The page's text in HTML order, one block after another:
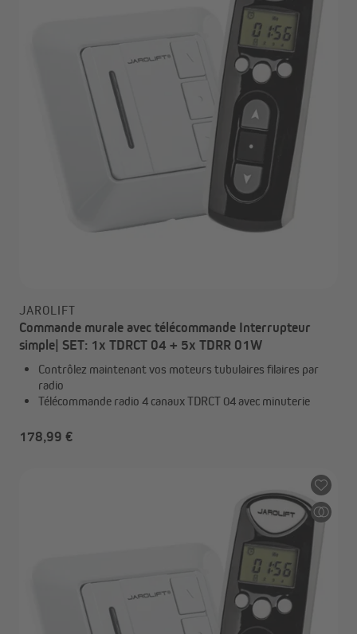
JAROLIFT
Commande murale avec télécommande Interrupteur
simple| SET: 1x TDRCT 04 + 5x TDRR 01W
Contrôlez maintenant vos moteurs tubulaires filaires par
radio
Télécommande radio 4 canaux TDRCT 04 avec minuterie
178,99 €